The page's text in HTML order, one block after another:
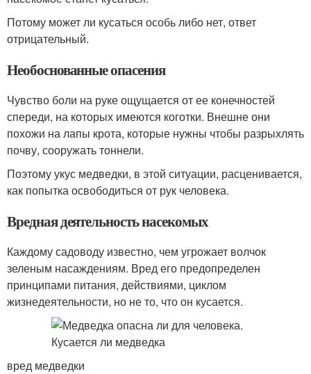
Потому может ли кусаться особь либо нет, ответ
отрицательный.
Необоснованные опасения
Чувство боли на руке ощущается от ее конечностей
спереди, на которых имеются коготки. Внешне они
похожи на лапы крота, которые нужны чтобы разрыхлять
почву, сооружать тоннели.
Поэтому укус медведки, в этой ситуации, расценивается,
как попытка освободиться от рук человека.
Вредная деятельность насекомых
Каждому садоводу известно, чем угрожает волчок
зеленым насаждениям. Вред его предопределен
принципами питания, действиями, циклом
жизнедеятельности, но не то, что он кусается.
вред медведки